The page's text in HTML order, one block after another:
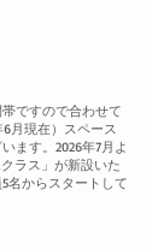
ですので合わせて
6月現在）スペース
ます。2026年7月よ
ラス」が新設いた
名からスタートして